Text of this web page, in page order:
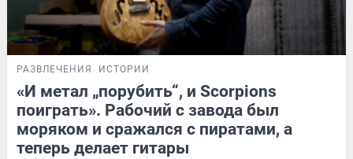
РАЗВЛЕЧЕНИЯ ИСТОРИИ
«И метал „порубить“, и Scorpions
поиграть». Рабочий с завода был
моряком и сражался с пиратами, а
теперь делает гитары